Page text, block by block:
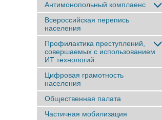
Антимонопольный комплаенс
Всероссийская перепись
населения
Профилактика преступлений,
совершаемых с использованием
ИТ технологий
Цифровая грамотность
населения
Общественная палата
Частичная мобилизация